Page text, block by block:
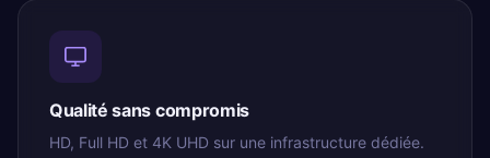
Qualité sans compromis
HD, Full HD et 4K UHD sur une infrastructure dédiée.